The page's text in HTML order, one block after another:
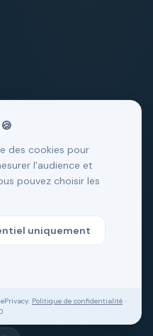
des cookies pour
l'audience et
pouvez choisir les
uniquement
Politique de confidentialité ·